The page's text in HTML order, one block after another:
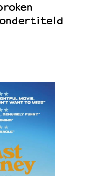
ondertiteld